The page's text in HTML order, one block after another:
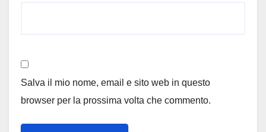
Salva il mio nome, email e sito web in questo
browser per la prossima volta che commento.